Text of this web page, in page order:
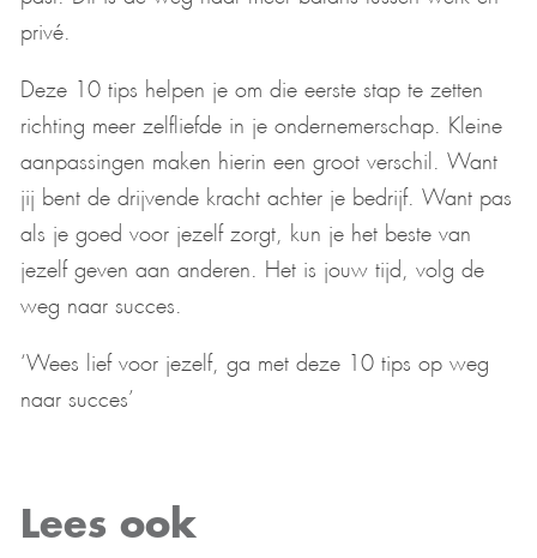
privé.
Deze 10 tips helpen je om die eerste stap te zetten
richting meer zelfliefde in je ondernemerschap. Kleine
aanpassingen maken hierin een groot verschil. Want
jij bent de drijvende kracht achter je bedrijf. Want pas
als je goed voor jezelf zorgt, kun je het beste van
jezelf geven aan anderen. Het is jouw tijd, volg de
‘Wees lief voor jezelf, ga met deze 10 tips op weg
naar succes’
Lees ook